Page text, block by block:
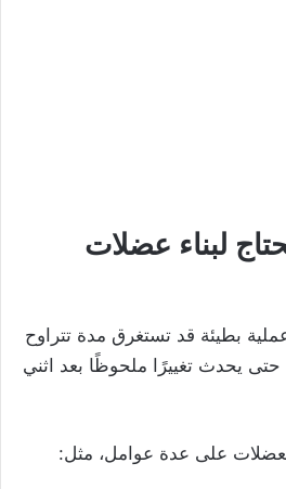
لبناء عضلات
بطيئة قد تستغرق مدة تتراوح
حتى يحدث تغييرًا ملحوظًا بعد اثني
على عدة عوامل، مثل: